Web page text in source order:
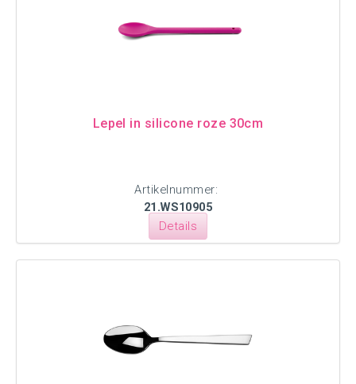
Lepel in silicone roze 30cm
Artikelnummer:
21.WS10905
Details